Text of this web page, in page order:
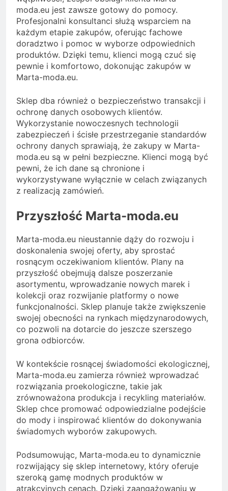
moda.eu jest zawsze gotowy do pomocy.
Profesjonalni konsultanci służą wsparciem na
każdym etapie zakupów, oferując fachowe
doradztwo i pomoc w wyborze odpowiednich
produktów. Dzięki temu, klienci mogą czuć się
pewnie i komfortowo, dokonując zakupów w
Marta-moda.eu.
Sklep dba również o bezpieczeństwo transakcji i
ochronę danych osobowych klientów.
Wykorzystanie nowoczesnych technologii
zabezpieczeń i ścisłe przestrzeganie standardów
ochrony danych sprawiają, że zakupy w Marta-
moda.eu są w pełni bezpieczne. Klienci mogą być
pewni, że ich dane są chronione i
wykorzystywane wyłącznie w celach związanych
z realizacją zamówień.
Przyszłość Marta-moda.eu
Marta-moda.eu nieustannie dąży do rozwoju i
doskonalenia swojej oferty, aby sprostać
rosnącym oczekiwaniom klientów. Plany na
przyszłość obejmują dalsze poszerzanie
asortymentu, wprowadzanie nowych marek i
kolekcji oraz rozwijanie platformy o nowe
funkcjonalności. Sklep planuje także zwiększenie
swojej obecności na rynkach międzynarodowych,
co pozwoli na dotarcie do jeszcze szerszego
grona odbiorców.
W kontekście rosnącej świadomości ekologicznej,
Marta-moda.eu zamierza również wprowadzać
rozwiązania proekologiczne, takie jak
zrównoważona produkcja i recykling materiałów.
Sklep chce promować odpowiedzialne podejście
do mody i inspirować klientów do dokonywania
świadomych wyborów zakupowych.
Podsumowując, Marta-moda.eu to dynamicznie
rozwijający się sklep internetowy, który oferuje
szeroką gamę modnych produktów w
atrakcyjnych cenach. Dzięki zaangażowaniu w